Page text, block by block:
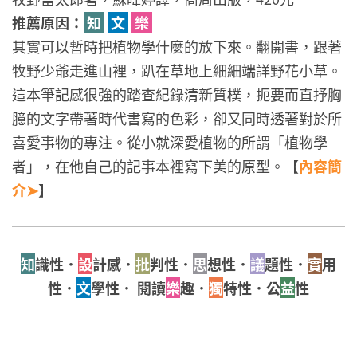
推薦原因： 知 文 樂
其實可以暫時把植物學什麼的放下來。翻開書，跟著
牧野少爺走進山裡，趴在草地上細細端詳野花小草。
這本筆記感很強的踏查紀錄清新質樸，扼要而直抒胸
臆的文字帶著時代書寫的色彩，卻又同時透著對於所
喜愛事物的專注。從小就深愛植物的所謂「植物學
者」，在他自己的記事本裡寫下美的原型。【內容簡
介➤】
知識性． 設計感． 批判性． 思想性． 議題性． 實用
性． 文學性． 閱讀樂趣． 獨特性．公益性